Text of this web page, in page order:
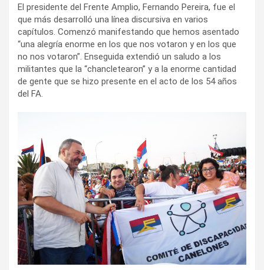
El presidente del Frente Amplio, Fernando Pereira, fue el
que más desarrolló una línea discursiva en varios
capítulos. Comenzó manifestando que hemos asentado
“una alegría enorme en los que nos votaron y en los que
no nos votaron”. Enseguida extendió un saludo a los
militantes que la “chancletearon” y a la enorme cantidad
de gente que se hizo presente en el acto de los 54 años
del FA.